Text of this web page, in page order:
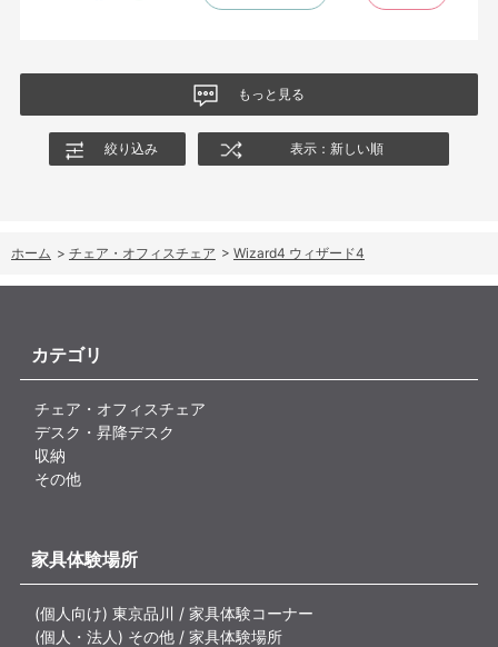
製品自体に不具合があるとは考えていませんが、少なくとも私の
ングの特性や体重による使用感の違いが、より分かりやすく案内
されることを期待します。
もっと見る
絞り込み 表示：新しい順
ホーム > チェア・オフィスチェア > Wizard4 ウィザード4
カテゴリ
チェア・オフィスチェア
デスク・昇降デスク
収納
その他
家具体験場所
(個人向け) 東京品川 / 家具体験コーナー
(個人・法人) その他 / 家具体験場所